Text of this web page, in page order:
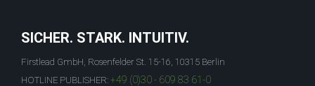
SICHER. STARK. INTUITIV.
Firstlead GmbH, Rosenfelder St. 15-16, 10315 Berlin
HOTLINE PUBLISHER: +49 (0)30 - 609 83 61-0